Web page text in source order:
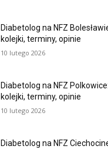
Diabetolog na NFZ
kolejki, terminy, opinie
10 lutego 2026
Diabetolog na NFZ Polkowice:
kolejki, terminy, opinie
10 lutego 2026
Diabetolog na NFZ